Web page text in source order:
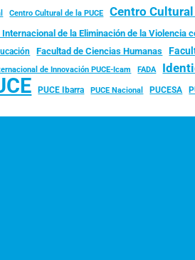
Centro Cultural de la PUCE Centro Cultural
Internacional de la Eliminación de la Violencia
Facultad de Ciencias Humanas
de Innovación PUCE-Icam FADA
PUCE Ibarra PUCE Nacional PUCESA